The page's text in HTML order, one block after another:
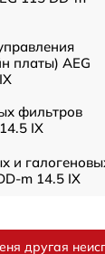
платы) AEG
фильтров
IX
и
m 14.5 IX
другая